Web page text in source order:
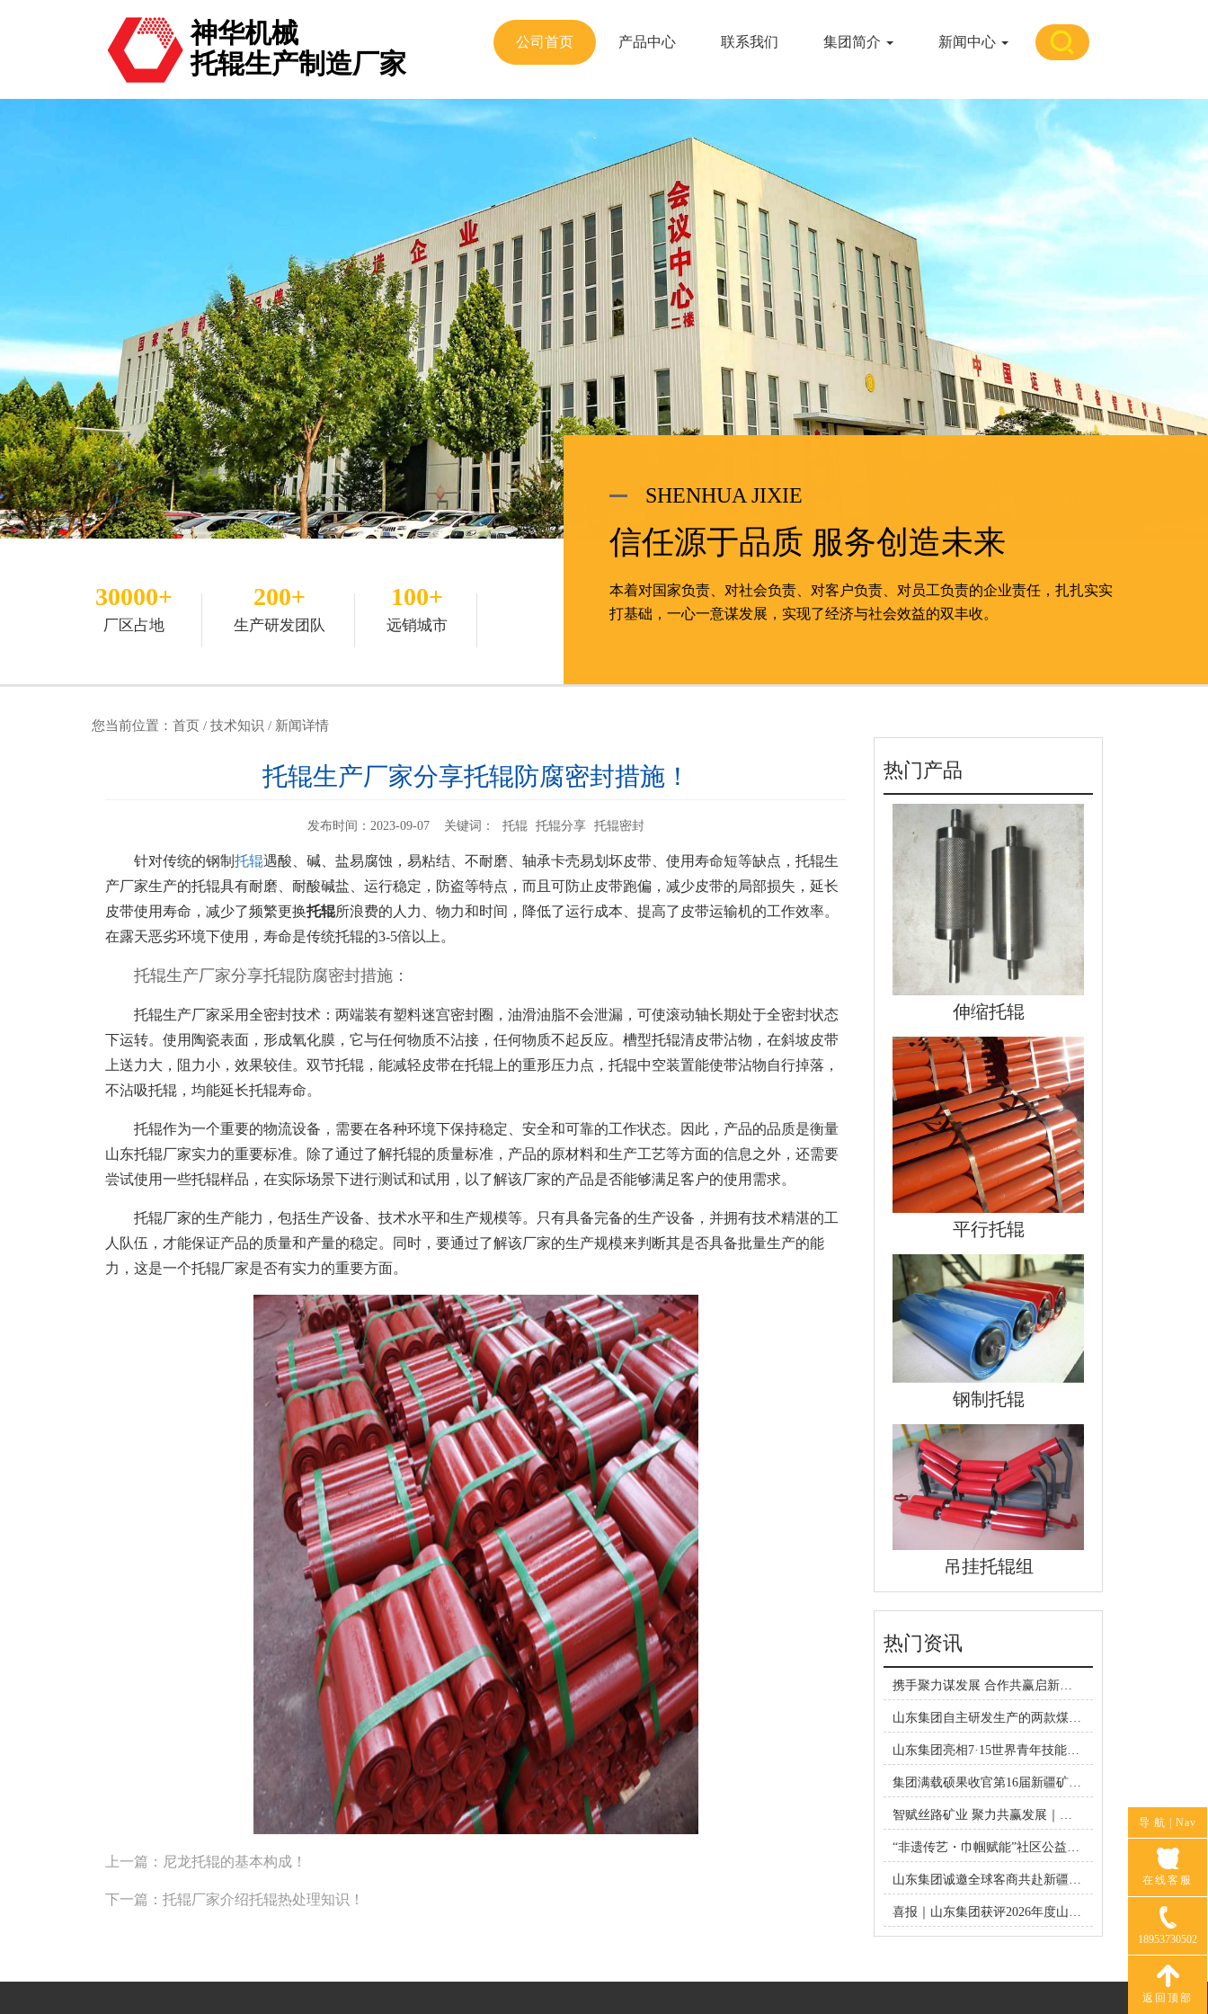
神华机械
托辊生产制造厂家
公司首页 产品中心 联系我们 集团简介 新闻中心
30000+
厂区占地
200+
生产研发团队
100+
远销城市
SHENHUA JIXIE
信任源于品质 服务创造未来
本着对国家负责、对社会负责、对客户负责、对员工负责的企业责任，扎扎实实
打基础，一心一意谋发展，实现了经济与社会效益的双丰收。
您当前位置： 首页 / 技术知识 / 新闻详情
托辊生产厂家分享托辊防腐密封措施！
发布时间：2023-09-07 关键词： 托辊 托辊分享 托辊密封
针对传统的钢制 托辊遇酸、碱、盐易腐蚀，易粘结、不耐磨、轴承卡壳易划坏皮带、使用寿命短等缺点，托辊生
产厂家生产的托辊具有耐磨、耐酸碱盐、运行稳定，防盗等特点，而且可防止皮带跑偏，减少皮带的局部损失，延长
皮带使用寿命，减少了频繁更换托辊所浪费的人力、物力和时间，降低了运行成本、提高了皮带运输机的工作效率。
在露天恶劣环境下使用，寿命是传统托辊的3-5倍以上。
托辊生产厂家分享托辊防腐密封措施：
托辊生产厂家采用全密封技术：两端装有塑料迷宫密封圈，油滑油脂不会泄漏，可使滚动轴长期处于全密封状态
下运转。使用陶瓷表面，形成氧化膜，它与任何物质不沾接，任何物质不起反应。槽型托辊清皮带沾物，在斜坡皮带
上送力大，阻力小，效果较佳。双节托辊，能减轻皮带在托辊上的重形压力点，托辊中空装置能使带沾物自行掉落，
不沾吸托辊，均能延长托辊寿命。
托辊作为一个重要的物流设备，需要在各种环境下保持稳定、安全和可靠的工作状态。因此，产品的品质是衡量
山东托辊厂家实力的重要标准。除了通过了解托辊的质量标准，产品的原材料和生产工艺等方面的信息之外，还需要
尝试使用一些托辊样品，在实际场景下进行测试和试用，以了解该厂家的产品是否能够满足客户的使用需求。
托辊厂家的生产能力，包括生产设备、技术水平和生产规模等。只有具备完备的生产设备，并拥有技术精湛的工
人队伍，才能保证产品的质量和产量的稳定。同时，要通过了解该厂家的生产规模来判断其是否具备批量生产的能
力，这是一个托辊厂家是否有实力的重要方面。
上一篇： 尼龙托辊的基本构成！
下一篇： 托辊厂家介绍托辊热处理知识！
热门产品
伸缩托辊
平行托辊
钢制托辊
吊挂托辊组
热门资讯
携手聚力谋发展 合作共赢启新篇
｜济宁联通公司领导莅临山东集团
山东集团自主研发生产的两款煤矿
井下自动隔爆装置成功取得矿用产
山东集团亮相7·15世界青年技能日
济宁主题活动
集团满载硕果收官第16届新疆矿博
会
智赋丝路矿业 聚力共赢发展｜山
东集团惊艳亮相第16届新疆国际矿
“非遗传艺・巾帼赋能”社区公益项
目共建签约仪式在山东集团圆满举
山东集团诚邀全球客商共赴新疆矿
博会
喜报｜山东集团获评2026年度山东
省出口品牌企业
导 航 | Nav
在线客服
18953730502
返回顶部